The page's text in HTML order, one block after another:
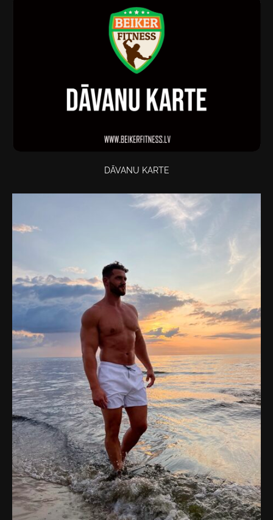
DĀVANU KARTE